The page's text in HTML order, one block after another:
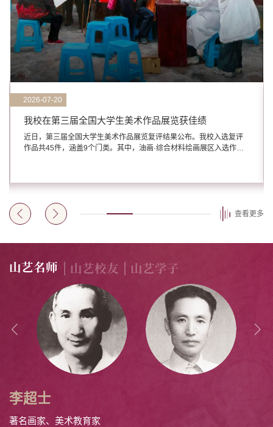
2026-07-20
我校在第三届全国大学生美术作品展览获佳绩
近日，第三届全国大学生美术作品展览复评结果公布。我校入选复评
作品共45件，涵盖9个门类。其中，油画·综合材料绘画展区入选作品
入选作品2件；连环画·插图·漆画展区入选作品1件，充分体现了学校美
三届全国大学生美术作品展是由中国美术家协会主办的国家级综合性
大学生艺术展览，...
查看更多
山艺名师 山艺校友 山艺学子
李超士
著名画家、美术教育家
​著名画家、美术教育家
著名音乐家、音乐教育家
著名音乐家、音乐教育家
著名画家、美术教育家
著名画家、美术教育家
著名音乐理论家、音乐教育家
著名表演艺术家
​著名歌唱家、音乐教育家
二级教授 博士生导师
二级教授 博士生导师
二级教授 博士生导师
二级教授 博士生导师
二级教授 博士生导师
二级教授 博士生导师
二级教授 博士生导师
二级教授 博士生导师
二级教授
二级教授 博士生导师
二级教授
二级教授
二级教授